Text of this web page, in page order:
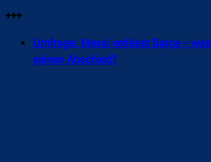
+++
Umfrage: Messi verlässt Barça –
seinen Abschied?